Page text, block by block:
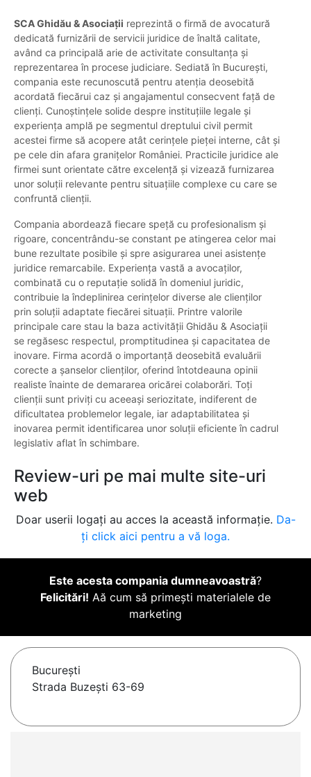
SCA Ghidău & Asociații reprezintă o firmă de avocatură
dedicată furnizării de servicii juridice de înaltă calitate,
având ca principală arie de activitate consultanța și
reprezentarea în procese judiciare. Sediată în București,
compania este recunoscută pentru atenția deosebită
acordată fiecărui caz și angajamentul consecvent față de
clienți. Cunoștințele solide despre instituțiile legale și
experiența amplă pe segmentul dreptului civil permit
acestei firme să acopere atât cerințele pieței interne, cât și
pe cele din afara granițelor României. Practicile juridice ale
firmei sunt orientate către excelență și vizează furnizarea
unor soluții relevante pentru situațiile complexe cu care se
confruntă clienții.
Compania abordează fiecare speță cu profesionalism și
rigoare, concentrându-se constant pe atingerea celor mai
bune rezultate posibile și spre asigurarea unei asistențe
juridice remarcabile. Experiența vastă a avocaților,
combinată cu o reputație solidă în domeniul juridic,
contribuie la îndeplinirea cerințelor diverse ale clienților
prin soluții adaptate fiecărei situații. Printre valorile
principale care stau la baza activității Ghidău & Asociații
se regăsesc respectul, promptitudinea și capacitatea de
inovare. Firma acordă o importanță deosebită evaluării
corecte a șanselor clienților, oferind întotdeauna opinii
realiste înainte de demararea oricărei colaborări. Toți
clienții sunt priviți cu aceeași seriozitate, indiferent de
dificultatea problemelor legale, iar adaptabilitatea și
inovarea permit identificarea unor soluții eficiente în cadrul
legislativ aflat în schimbare.
Review-uri pe mai multe site-uri
web
Doar userii logați au acces la această informație. Da-
ți click aici pentru a vă loga.
Este acesta compania dumneavoastră?
Felicitări! Aă cum să primești materialele de
marketing
Bucureşti
Strada Buzești 63-69